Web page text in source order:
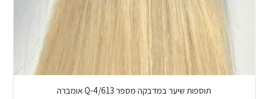
תוספות שיער במדבקה מספר Q-4/613 אומברה